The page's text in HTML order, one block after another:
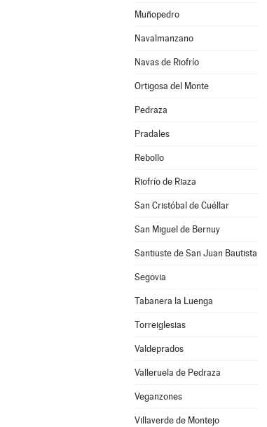
Muñopedro
Navalmanzano
Navas de Riofrío
Ortigosa del Monte
Pedraza
Pradales
Rebollo
Riofrío de Riaza
San Cristóbal de Cuéllar
San Miguel de Bernuy
Santiuste de San Juan Bautista
Segovia
Tabanera la Luenga
Torreiglesias
Valdeprados
Valleruela de Pedraza
Veganzones
Villaverde de Montejo